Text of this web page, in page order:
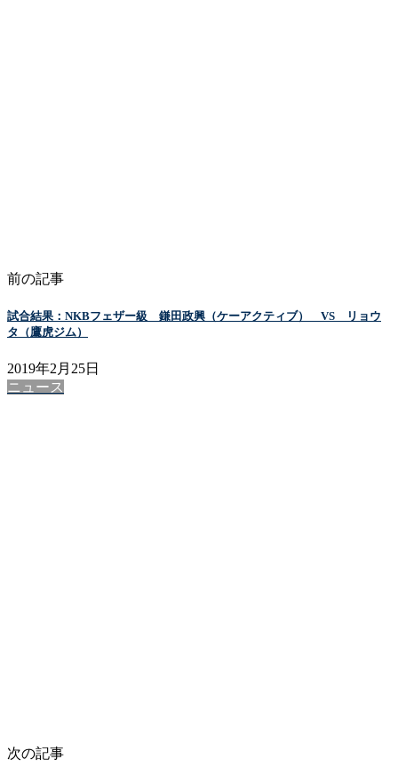
前の記事
試合結果：NKBフェザー級 鎌田政興（ケーアクティブ） VS リョウ
タ（鷹虎ジム）
2019年2月25日
ニュース
次の記事